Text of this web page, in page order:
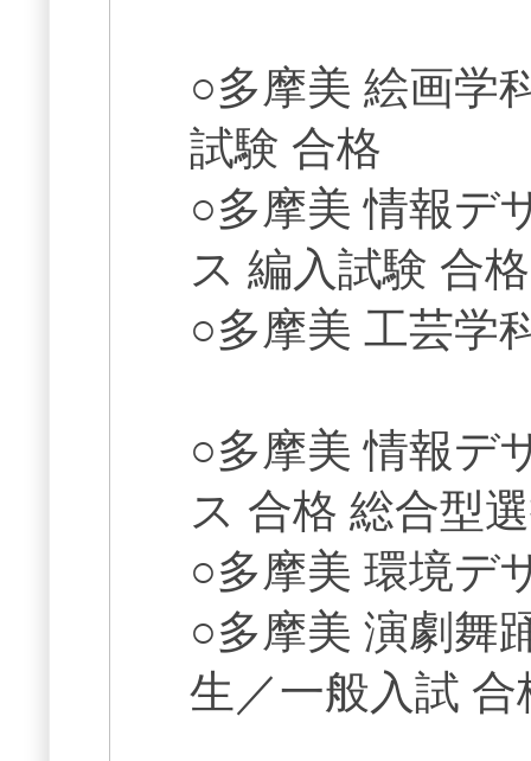
○多摩美 絵画学
試験 合格
○多摩美 情報デ
ス 編入試験 合格
○多摩美 工芸学
○多摩美 情報デ
ス 合格 総合型
○多摩美 環境デ
○多摩美 演劇舞
生／一般入試 合